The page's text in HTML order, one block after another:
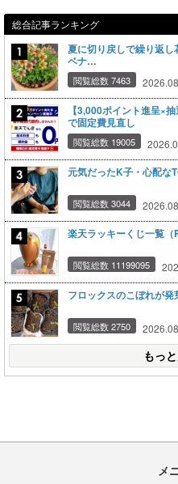
総合記事ランキング
夏に切り戻しで繰り返
ベナ…
閲覧総数 7463
【3,000ポイント進呈×
で固定費見直し
閲覧総数 19005
元気だったK子・心配な
閲覧総数 3044
楽天ラッキーくじ一覧（
閲覧総数 11199095
フロックスのこぼれが発
閲覧総数 2750
もっ
メ